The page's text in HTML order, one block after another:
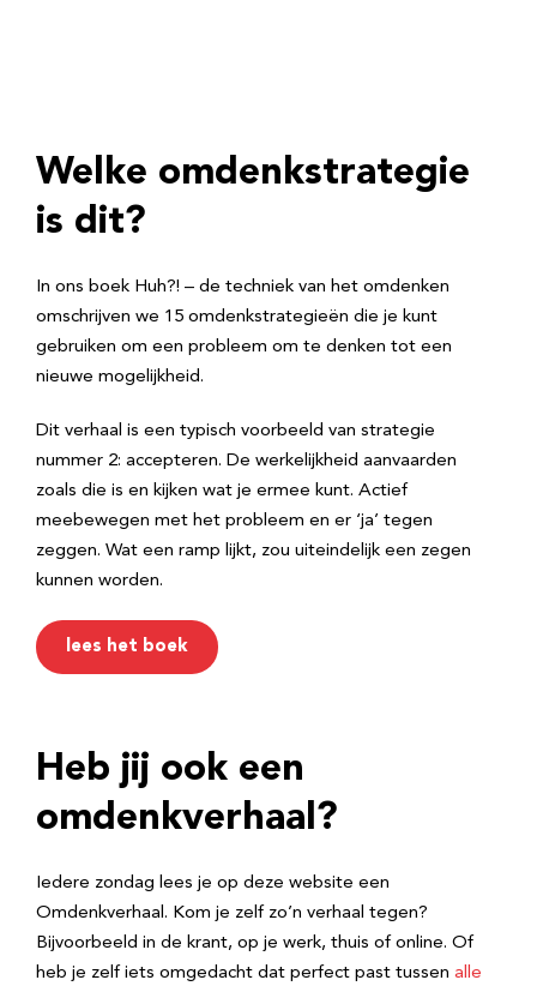
Welke omdenkstrategie
is dit?
In ons boek Huh?! – de techniek van het omdenken
omschrijven we 15 omdenkstrategieën die je kunt
gebruiken om een probleem om te denken tot een
nieuwe mogelijkheid.
Dit verhaal is een typisch voorbeeld van strategie
nummer 2: accepteren. De werkelijkheid aanvaarden
zoals die is en kijken wat je ermee kunt. Actief
meebewegen met het probleem en er ‘ja’ tegen
zeggen. Wat een ramp lijkt, zou uiteindelijk een zegen
kunnen worden.
lees het boek
Heb jij ook een
omdenkverhaal?
Iedere zondag lees je op deze website een
Omdenkverhaal. Kom je zelf zo’n verhaal tegen?
Bijvoorbeeld in de krant, op je werk, thuis of online. Of
heb je zelf iets omgedacht dat perfect past tussen alle